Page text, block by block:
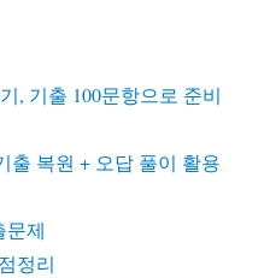
, 기출 100문항으로 준비
출 복원 + 오답 풀이 활용
문제
정리